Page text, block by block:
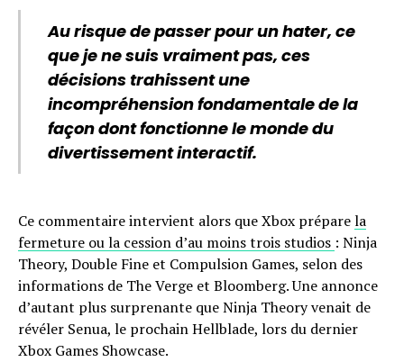
Au risque de passer pour un hater, ce
que je ne suis vraiment pas, ces
décisions trahissent une
incompréhension fondamentale de la
façon dont fonctionne le monde du
divertissement interactif.
Ce commentaire intervient alors que Xbox préparela
fermeture ou la cession d’au moins trois studios : Ninja
Theory, Double Fine et Compulsion Games, selon des
informations de The Verge et Bloomberg. Une annonce
d’autant plus surprenante que Ninja Theory venait de
révéler Senua, le prochain Hellblade, lors du dernier
Xbox Games Showcase.